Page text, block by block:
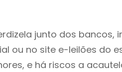
junto dos bancos,
ou no site e-leilões do
e há riscos a